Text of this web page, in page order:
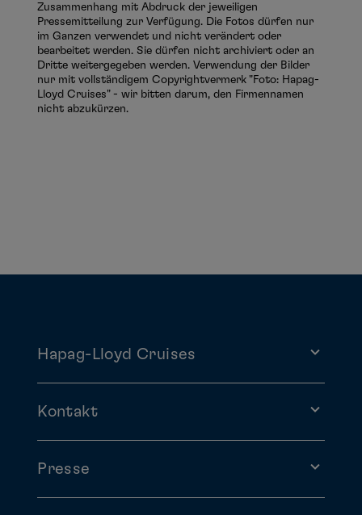
Zusammenhang mit Abdruck der jeweiligen
Pressemitteilung zur Verfügung. Die Fotos dürfen nur
im Ganzen verwendet und nicht verändert oder
bearbeitet werden. Sie dürfen nicht archiviert oder an
Dritte weitergegeben werden. Verwendung der Bilder
nur mit vollständigem Copyrightvermerk "Foto: Hapag-
Lloyd Cruises" - wir bitten darum, den Firmennamen
nicht abzukürzen.
Hapag-Lloyd Cruises
Kontakt
Presse